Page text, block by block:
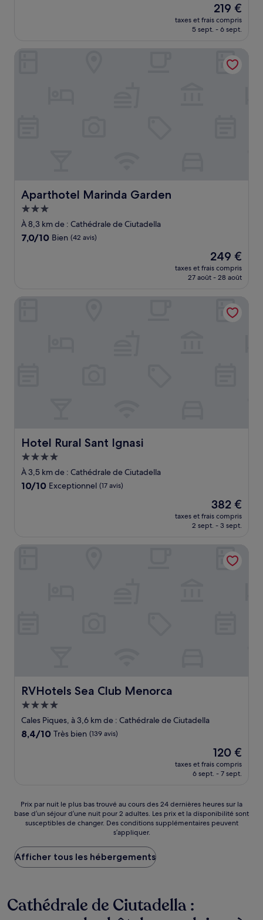
Le
nouveau
prix
de
219 €
219 €
taxes et frais compris
5 sept. - 6 sept.
Aparthotel Marinda Garden
Aparthotel Marinda Garden
Hébergement
3.0 étoiles
À 8,3 km de : Cathédrale de Ciutadella
7.0
7,0/10 Bien (42 avis)
Le
nouveau
prix
de
249 €
249 €
taxes et frais compris
27 août - 28 août
Hotel Rural Sant Ignasi
Hotel Rural Sant Ignasi
Hébergement
4.0 étoiles
À 3,5 km de : Cathédrale de Ciutadella
10.0
10/10 Exceptionnel (17 avis)
Le
nouveau
prix
de
382 €
382 €
taxes et frais compris
2 sept. - 3 sept.
RVHotels Sea Club Menorca
RVHotels Sea Club Menorca
Hébergement
4.0 étoiles
Cales Piques, à 3,6 km de : Cathédrale de Ciutadella
8.4
8,4/10 Très bien (139 avis)
Le
nouveau
prix
120 €
120 €
taxes et frais compris
6 sept. - 7 sept.
Prix
par
nuit
plus
bas
trouvé
des
24 dernières
Prix par nuit le plus bas trouvé au cours des 24 dernières heures sur la
base d’un séjour d’une nuit pour 2 adultes. Les prix et la disponibilité sont
susceptibles de changer. Des conditions supplémentaires peuvent
s’appliquer.
Afficher tous les hébergements
Cathédrale de Ciutadella :